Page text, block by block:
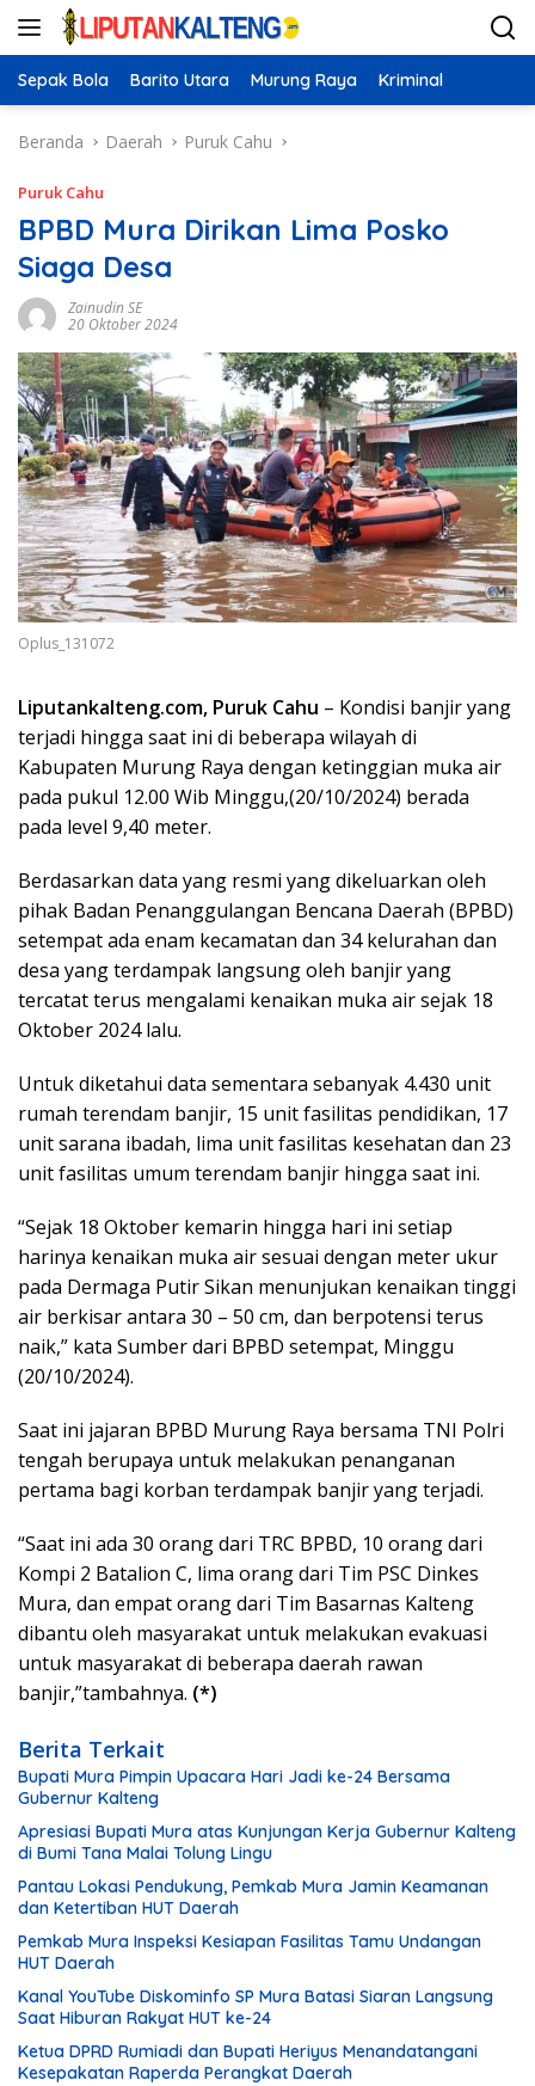
Langsung
Sepak Bola Barito Utara Murung Raya Kriminal
Beranda Daerah Puruk Cahu
Puruk Cahu
BPBD Mura Dirikan Lima Posko
Siaga Desa
Zainudin SE
20 Oktober 2024
Oplus_131072
Liputankalteng.com, Puruk Cahu – Kondisi banjir yang
terjadi hingga saat ini di beberapa wilayah di
Kabupaten Murung Raya dengan ketinggian muka air
pada pukul 12.00 Wib Minggu,(20/10/2024) berada
pada level 9,40 meter.
Berdasarkan data yang resmi yang dikeluarkan oleh
pihak Badan Penanggulangan Bencana Daerah (BPBD)
setempat ada enam kecamatan dan 34 kelurahan dan
desa yang terdampak langsung oleh banjir yang
tercatat terus mengalami kenaikan muka air sejak 18
Oktober 2024 lalu.
Untuk diketahui data sementara sebanyak 4.430 unit
rumah terendam banjir, 15 unit fasilitas pendidikan, 17
unit sarana ibadah, lima unit fasilitas kesehatan dan 23
unit fasilitas umum terendam banjir hingga saat ini.
“Sejak 18 Oktober kemarin hingga hari ini setiap
harinya kenaikan muka air sesuai dengan meter ukur
pada Dermaga Putir Sikan menunjukan kenaikan tinggi
air berkisar antara 30 – 50 cm, dan berpotensi terus
naik,” kata Sumber dari BPBD setempat, Minggu
(20/10/2024).
Saat ini jajaran BPBD Murung Raya bersama TNI Polri
tengah berupaya untuk melakukan penanganan
pertama bagi korban terdampak banjir yang terjadi.
“Saat ini ada 30 orang dari TRC BPBD, 10 orang dari
Kompi 2 Batalion C, lima orang dari Tim PSC Dinkes
Mura, dan empat orang dari Tim Basarnas Kalteng
dibantu oleh masyarakat untuk melakukan evakuasi
untuk masyarakat di beberapa daerah rawan
banjir,”tambahnya. (*)
Berita Terkait
Bupati Mura Pimpin Upacara Hari Jadi ke-24 Bersama
Gubernur Kalteng
Apresiasi Bupati Mura atas Kunjungan Kerja Gubernur Kalteng
di Bumi Tana Malai Tolung Lingu
Pantau Lokasi Pendukung, Pemkab Mura Jamin Keamanan
dan Ketertiban HUT Daerah
Pemkab Mura Inspeksi Kesiapan Fasilitas Tamu Undangan
HUT Daerah
Kanal YouTube Diskominfo SP Mura Batasi Siaran Langsung
Saat Hiburan Rakyat HUT ke-24
Ketua DPRD Rumiadi dan Bupati Heriyus Menandatangani
Kesepakatan Raperda Perangkat Daerah